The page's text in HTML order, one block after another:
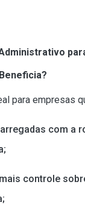
para empresas
com a
controle